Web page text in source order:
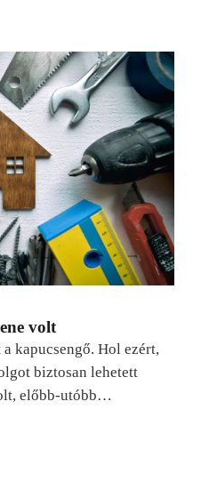
volt
kapucsengő. Hol ezért,
biztosan lehetett
előbb-utóbb…